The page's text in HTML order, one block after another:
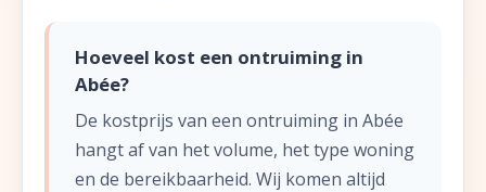
Hoeveel kost een ontruiming in
Abée?
De kostprijs van een ontruiming in Abée
hangt af van het volume, het type woning
en de bereikbaarheid. Wij komen altijd